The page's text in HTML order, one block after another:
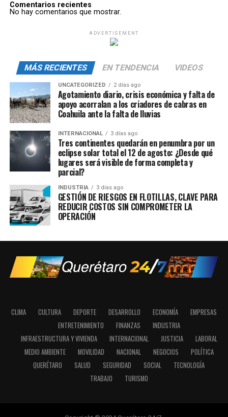
Comentarios recientes
No hay comentarios que mostrar.
ADVERTISEMENT
MÁS RECIENTES EN TENDENCIA VIDEOS
UNCATEGORIZED 2 días ago
Agotamiento diario, crisis económica y falta de
apoyo acorralan a los criadores de cabras en
Coahuila ante la falta de lluvias
INTERNACIONAL 3 días ago
Tres continentes quedarán en penumbra por un
eclipse solar total el 12 de agosto: ¿Desde qué
lugares será visible de forma completa y
parcial?
INDUSTRIA 3 días ago
GESTIÓN DE RIESGOS EN FLOTILLAS, CLAVE PARA
REDUCIR COSTOS SIN COMPROMETER LA
OPERACIÓN
CLIMA CULTURA DEPORTE DESARROLLO ECONOMÍA
EMPRESAS
ENTRETENIMIENTO
FINANZAS
INDUSTRIA
INFRAESTRUCTURA Y VIVIENDA
INTERNACIONAL JUSTICIA
LABORAL
MEDIO AMBIENTE
MOVILIDAD NACIONAL NEGOCIOS
POLÍTICA
QUERÉTARO
SALUD SEGURIDAD SOCIAL
TECNOLOGÍA
TRABAJO
TURISMO